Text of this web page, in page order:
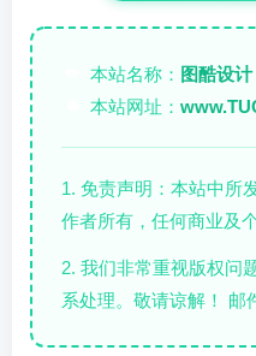
本站名称： 图酷设计
本站网址：
1. 免责声明：本站中所
作者所有，任何商业及
2. 我们非常重视版权问
系处理。敬请谅解！ 邮